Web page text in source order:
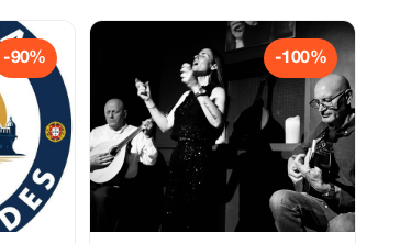
-90% -100%